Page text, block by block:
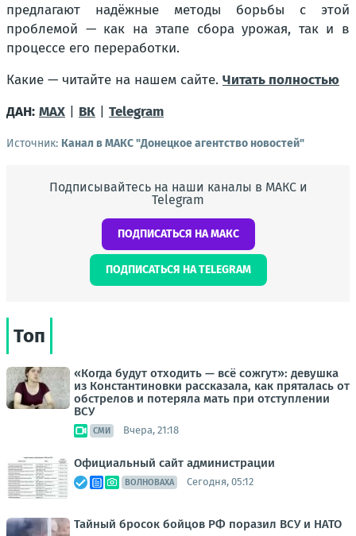
предлагают надёжные методы борьбы с этой
проблемой — как на этапе сбора урожая, так и в
процессе его переработки.
Какие — читайте на нашем сайте. Читать полностью
ДАН: MAX | ВК | Telegram
Источник: Канал в МАКС "Донецкое агентство новостей"
Подписывайтесь на наши каналы в МАКС и
Telegram
ПОДПИСАТЬСЯ НА МАКС
ПОДПИСАТЬСЯ НА TELEGRAM
Топ
«Когда будут отходить — всё сожгут»: девушка
из Константиновки рассказала, как пряталась от
обстрелов и потеряла мать при отступлении
ВСУ
СМИ Вчера, 21:18
Официальный сайт администрации
ВОЛНОВАХА Сегодня, 05:12
Тайный бросок бойцов РФ поразил ВСУ и НАТО